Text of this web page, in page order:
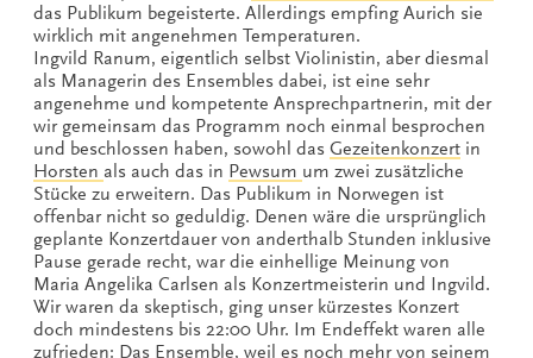
das Publikum begeisterte. Allerdings empfing Aurich sie
wirklich mit angenehmen Temperaturen.
Ingvild Ranum, eigentlich selbst Violinistin, aber diesmal
als Managerin des Ensembles dabei, ist eine sehr
angenehme und kompetente Ansprechpartnerin, mit der
wir gemeinsam das Programm noch einmal besprochen
und beschlossen haben, sowohl das Gezeitenkonzert in
Horsten als auch das in Pewsum um zwei zusätzliche
Stücke zu erweitern. Das Publikum in Norwegen ist
offenbar nicht so geduldig. Denen wäre die ursprünglich
geplante Konzertdauer von anderthalb Stunden inklusive
Pause gerade recht, war die einhellige Meinung von
Maria Angelika Carlsen als Konzertmeisterin und Ingvild.
Wir waren da skeptisch, ging unser kürzestes Konzert
doch mindestens bis 22:00 Uhr. Im Endeffekt waren alle
zufrieden: Das Ensemble, weil es noch mehr von seinem